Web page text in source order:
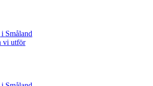
Småland
vi utför